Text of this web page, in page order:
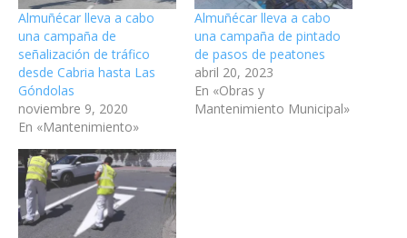
Almuñécar lleva a cabo
una campaña de
señalización de tráfico
desde Cabria hasta Las
Góndolas
noviembre 9, 2020
En «Mantenimiento»
Almuñécar lleva a cabo
una campaña de pintado
de pasos de peatones
abril 20, 2023
En «Obras y
Mantenimiento Municipal»